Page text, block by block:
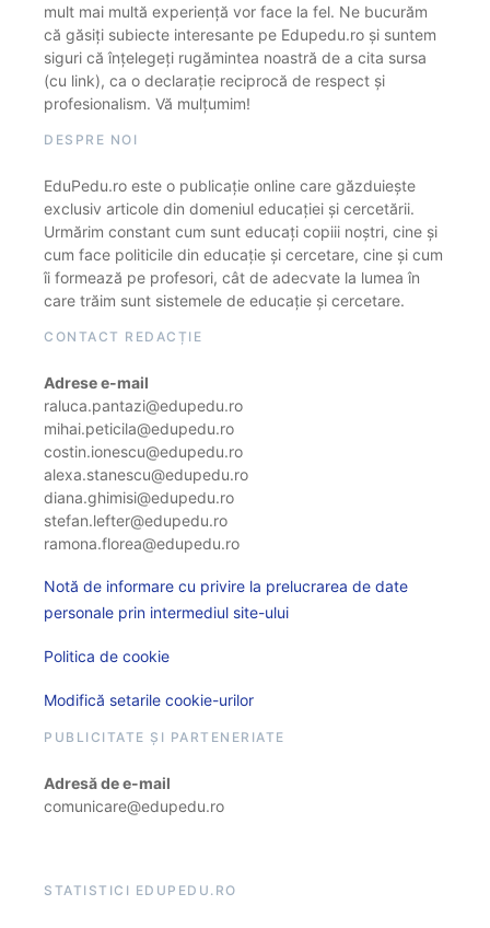
mult mai multă experiență vor face la fel. Ne bucurăm
că găsiți subiecte interesante pe Edupedu.ro și suntem
siguri că înțelegeți rugămintea noastră de a cita sursa
(cu link), ca o declarație reciprocă de respect și
profesionalism. Vă mulțumim!
DESPRE NOI
EduPedu.ro este o publicație online care găzduiește
exclusiv articole din domeniul educației și cercetării.
Urmărim constant cum sunt educați copiii noștri, cine și
cum face politicile din educație și cercetare, cine și cum
îi formează pe profesori, cât de adecvate la lumea în
care trăim sunt sistemele de educație și cercetare.
CONTACT REDACȚIE
Adrese e-mail
raluca.pantazi@edupedu.ro
mihai.peticila@edupedu.ro
costin.ionescu@edupedu.ro
alexa.stanescu@edupedu.ro
diana.ghimisi@edupedu.ro
stefan.lefter@edupedu.ro
ramona.florea@edupedu.ro
Notă de informare cu privire la prelucrarea de date
personale prin intermediul site-ului
Politica de cookie
Modifică setarile cookie-urilor
PUBLICITATE ȘI PARTENERIATE
Adresă de e-mail
comunicare@edupedu.ro
STATISTICI EDUPEDU.RO